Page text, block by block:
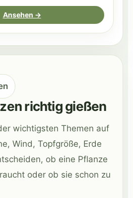
Ansehen →
richtig gießen
wichtigsten Themen auf
Wind, Topfgröße, Erde
ob eine Pflanze
oder ob sie schon zu